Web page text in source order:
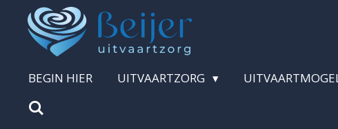
direct
hoofdinhoud
BEGIN HIER UITVAARTZORG